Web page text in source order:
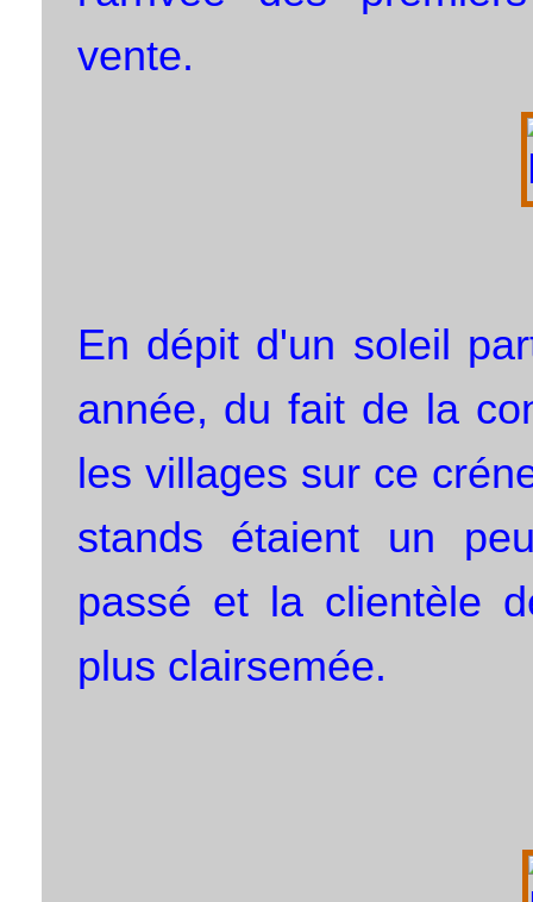
vente.
En dépit d'un soleil
année, du fait de la
les villages sur ce
stands étaient un
passé et la clientèle
plus clairsemée.